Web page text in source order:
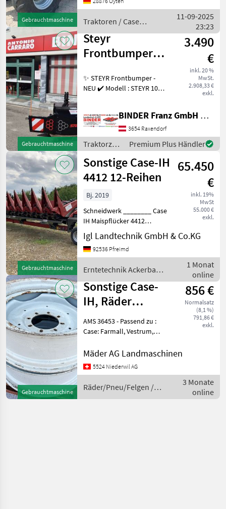
Gebrauchtmaschine
Kabinenfederung 4 elektr.
Klimaautomatik/
Druckluftanlage
Traktoren / Case
IH
11-09-2025
23:23
Gebrauchtmaschine
Steyr
Frontbumper
3.490
€
inkl. 20 %
MwSt.
2.908,33 €
exkl.
✨ STEYR Frontbumper -
NEU ✔️ Modell : STEYR 1000
formschönes Design !! ✔️
Gewicht : 1.000kg ✔️
Dreipunktanbau Kat. II ✔️
für
BINDER Franz GmbH & CoKG
3654 Raxendorf
Traktorzubehör
/ Steyr
Premium Plus Händler
Gebrauchtmaschine
Sonstige Case-IH
4412 12-Reihen
65.450
€
inkl. 19%
MwSt
55.000 €
exkl.
Bj. 2019
Schneidwerk ________ Case
IH Maispflücker 4412
Baujahr: 2018 Reihen: 12
Reihenabstand:75cm
Arbeitsbreite: 9 Meter Inkl
2WT Ge
Igl Landtechnik GmbH & Co.KG
92536 Pfreimd
Erntetechnik Ackerbau /
Sonstige
1 Monat
online
Gebrauchtmaschine
Sonstige Case-
IH, Räder
diverses Felge
10x32
856 €
Normalsatz
(8,1 %)
791,86 €
exkl.
AMS 36453 - Passend zu :
Case: Farmall, Vestrum,
Profi, Expert, : New Holland
- Menge : 1 Paar - Nabenloch
Mäder AG Landmaschinen
5524 Niederwil AG
Räder/Pneu/Felgen /
Sonstige
3 Monate
online